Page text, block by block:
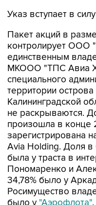
Указ вступает в
Пакет акций в
контролирует ООО
единственным
МКООО "ТПС Авиа
специального
территории
Калининградской
не раскрываются.
произошла в конце
зарегистрирована
Avia Holding. Доля в
была у траста в
Пономаренко и
34,78% было у
Росимущество
было у "Аэрофлота"